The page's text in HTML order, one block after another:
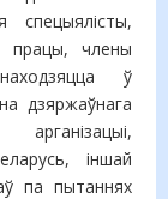
спецыялісты,
працы, члены
ў
дзяржаўнага
іншай
па пытаннях